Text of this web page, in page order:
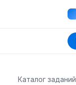
Каталог заданий